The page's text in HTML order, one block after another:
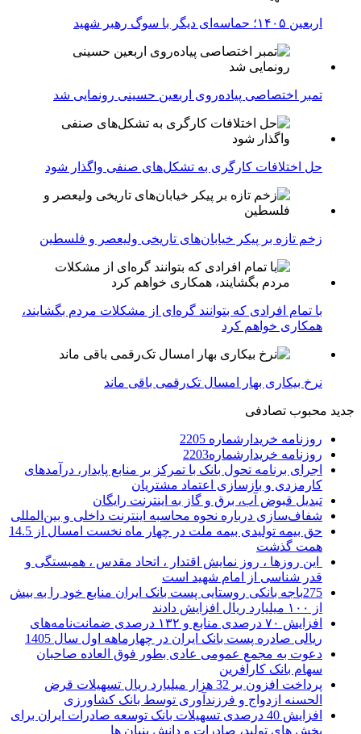
اربعین ۱۴۰۵؛ حماسه‌ای دیگر با سوگ رهبر شهید
تمبر اختصاصی پیاده‌روی اربعین حسینی رونمایی شد
حل اختلافات کارگری به تشکل‌های صنفی واگذار شود
زخم تازه بر پیکر خیابان‌های تاریخی ولیعصر و فلسطین
با تمام افرادی که بتوانند گره‌ای از مشکلات مردم بگشایند،
همکاری خواهم کرد
نرخ بیکاری بهار امسال تک‌رقمی باقی ماند
جدید محبوب تصادفی
روزنامه خریدارشماره 2205
روزنامه خریدارشماره2203
اجرای برنامه تحول بانک با تمرکز بر منابع پایدار، درآمدهای
کارمزدی و بازسازی اعتماد مشتریان
تبدیل قبوض آب، برق و گاز به اینترنت رایگان
شفاف‌سازی درباره نحوه محاسبه اینترنت داخلی و بین‌المللی
حق بیمه تولیدی بیمه ملت در چهار ماه نخست امسال از 14.5
همت گذشت
این روزها ، روز نمایش اقتدار ، اتحاد مقدس ، همبستگی و
قدر شناسی از امام شهید است
275باجه بانکی روستایی پست بانک ایران منابع خود را به بیش
از ۱۰۰ میلیارد ریال افزایش دادند
افزایش ۷۰ درصدی منابع و ۱۳۲ درصدی ضمانت‌نامه‌های
ریالی صادره پست بانک ایران در چهارماهه اول سال 1405
دعوت به مجمع عمومی عادی بطور فوق العاده صاحبان
سهام بانک کارآفرین
پرداخت افزون بر 32 هزار میلیارد ریال تسهیلات قرض
الحسنه ازدواج و فرزندآوری توسط بانک کشاورزی
افزایش 40 درصدی تسهیلات بانک توسعه صادرات ایران برای
بخش های تولید، صادرات و دانش بنیان ها